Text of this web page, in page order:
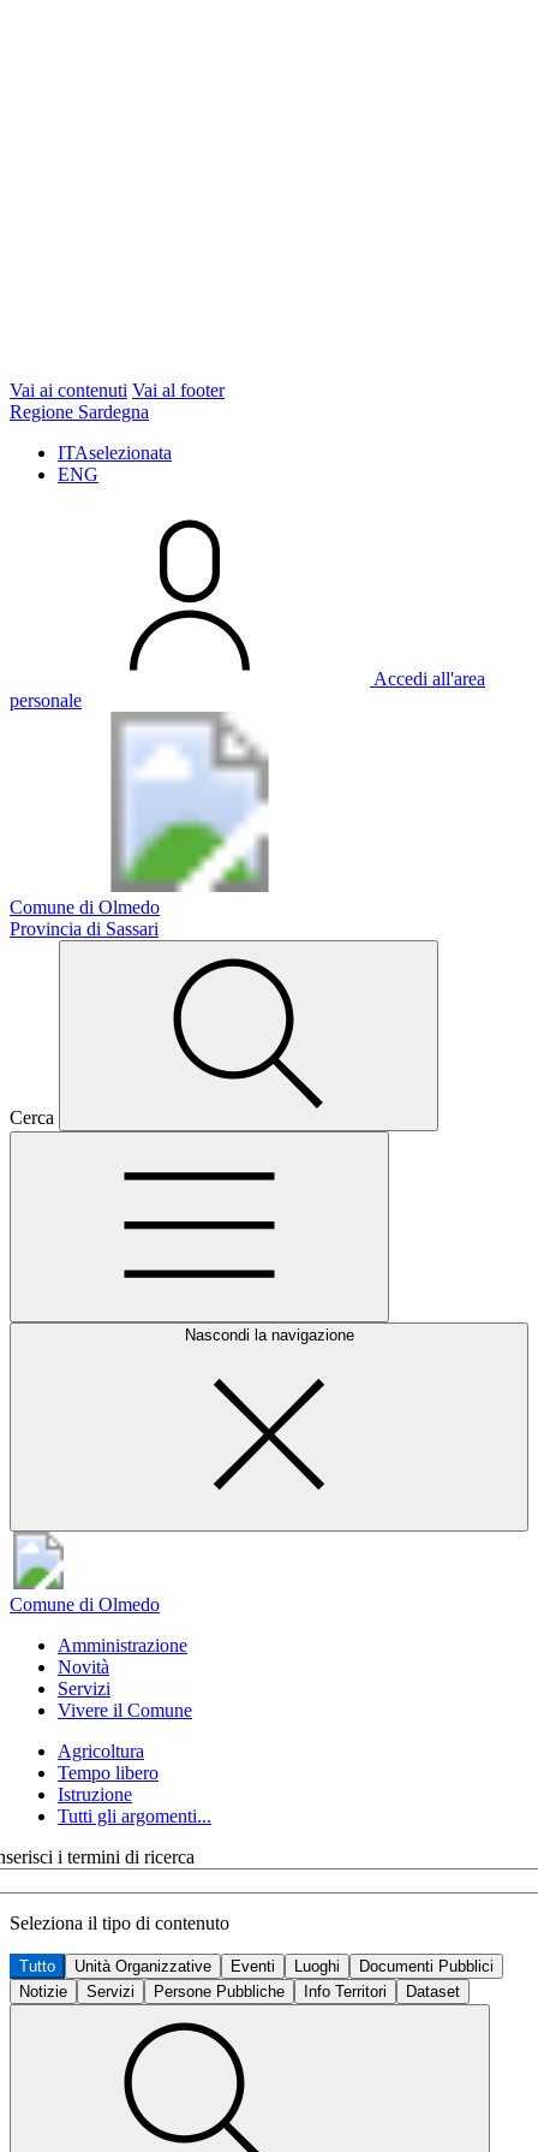
Vai ai contenuti Vai al footer
Regione Sardegna
ITAselezionata
ENG
Accedi all'area
personale
Comune di Olmedo
Provincia di Sassari
Cerca
Nascondi la navigazione
Comune di Olmedo
Amministrazione
Novità
Servizi
Vivere il Comune
Agricoltura
Tempo libero
Istruzione
Tutti gli argomenti...
i termini di ricerca
Seleziona il tipo di contenuto
Tutto Unità Organizzative Eventi Luoghi
Documenti Pubblici
Notizie
Servizi Persone Pubbliche Info Territori Dataset